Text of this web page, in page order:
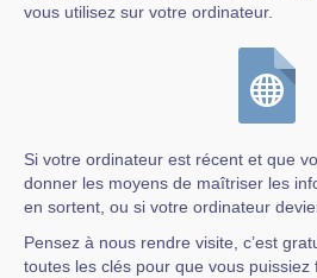
vous utilisez sur votre ordinateur.
Si votre ordinateur est récent et que
donner les moyens de maîtriser les
en sortent, ou si votre ordinateur
Pensez à nous rendre visite, c’est
toutes les clés pour que vous puissiez